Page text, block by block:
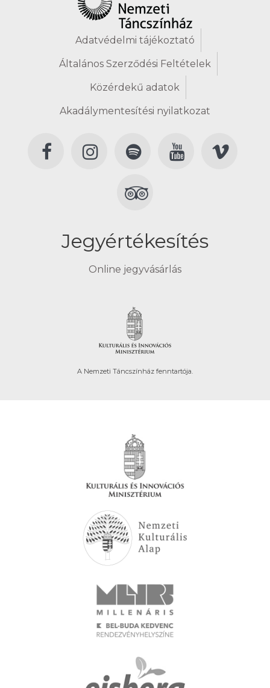
Adatvédelmi tájékoztató
Általános Szerződési Feltételek
Közérdekű adatok
Akadálymentesítési nyilatkozat
Jegyértékesítés
Online jegyvásárlás
A Nemzeti Táncszínház fenntartója.